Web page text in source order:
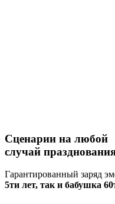
Сценарии на любой
случай
Гарантированный заряд
5ти лет, так и бабушка